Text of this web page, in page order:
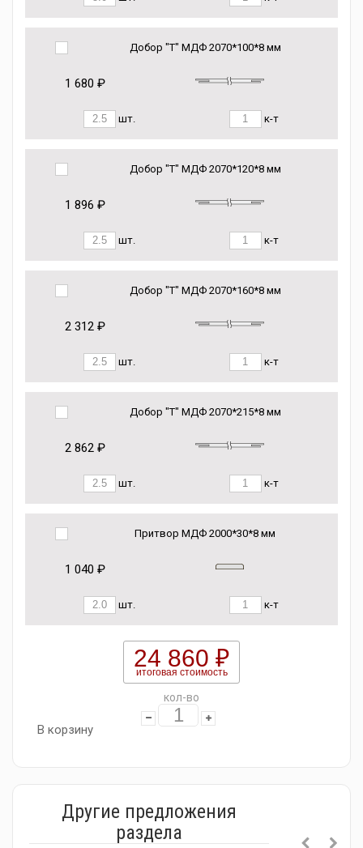
Добор "Т" МДФ 2070*100*8 мм
1 680 ₽
шт. к-т
Добор "Т" МДФ 2070*120*8 мм
1 896 ₽
шт. к-т
Добор "Т" МДФ 2070*160*8 мм
2 312 ₽
шт. к-т
Добор "Т" МДФ 2070*215*8 мм
2 862 ₽
шт. к-т
Притвор МДФ 2000*30*8 мм
1 040 ₽
шт. к-т
24 860 ₽
итоговая стоимость
кол-во
В корзину
Другие предложения
раздела